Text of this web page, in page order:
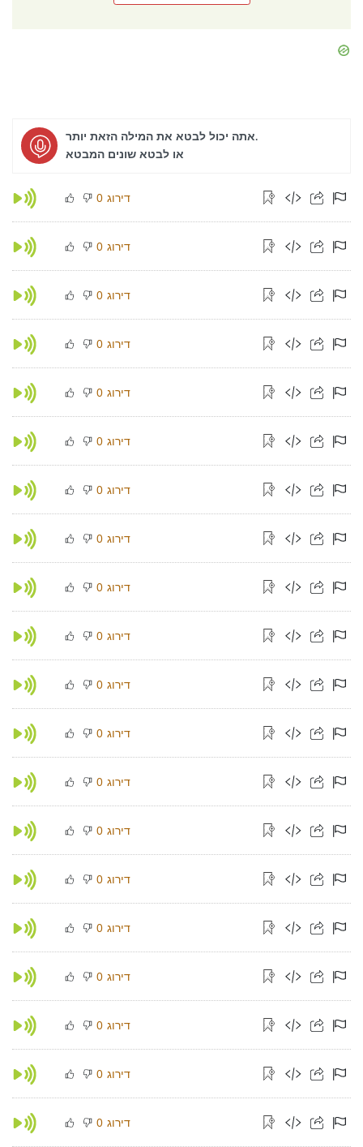
אתה יכול לבטא את המילה הזאת יותר.
או לבטא שונים המבטא
0 דירוג
0 דירוג
0 דירוג
0 דירוג
0 דירוג
0 דירוג
0 דירוג
0 דירוג
0 דירוג
0 דירוג
0 דירוג
0 דירוג
0 דירוג
0 דירוג
0 דירוג
0 דירוג
0 דירוג
0 דירוג
0 דירוג
0 דירוג